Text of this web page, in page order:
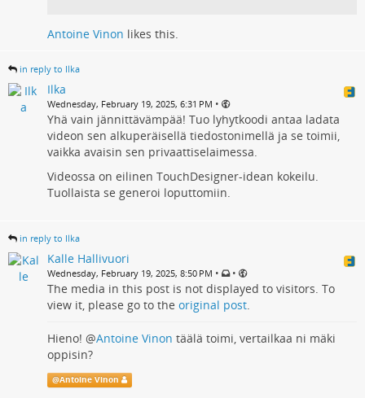
Antoine Vinon likes this.
in reply to Ilka
Ilka
Wednesday, February 19, 2025, 6:31 PM •
Yhä vain jännittävämpää! Tuo lyhytkoodi antaa ladata
videon sen alkuperäisellä tiedostonimellä ja se toimii,
vaikka avaisin sen privaattiselaimessa.
Videossa on eilinen TouchDesigner-idean kokeilu.
Tuollaista se generoi loputtomiin.
in reply to Ilka
Kalle Hallivuori
Wednesday, February 19, 2025, 8:50 PM • •
The media in this post is not displayed to visitors. To
view it, please go to the original post.
Hieno! @Antoine Vinon täälä toimi, vertailkaa ni mäki
oppisin?
@Antoine Vinon